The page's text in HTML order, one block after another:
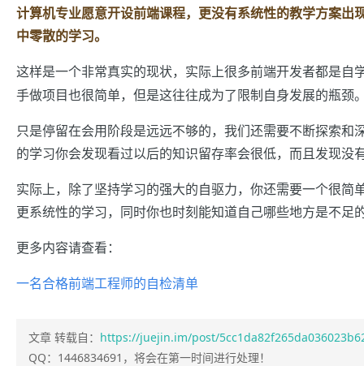
计算机专业愿意开设前端课程，更没有系统性的教学方案
中零散的学习。
这样是一个非常真实的现状，实际上很多前端开发者都是自
手做项目也很简单，但是这往往成为了限制自身发展的瓶颈
只是停留在会用阶段是远远不够的，我们还需要不断探索
的学习你会发现看过以后的知识留存率会很低，而且发现
实际上，除了坚持学习的强大的自驱力，你还需要一个很
更系统性的学习，同时你也时刻能知道自己哪些地方是不足
更多内容请查看：
一名合格前端工程师的自检清单
文章 转载自： https://juejin.im/post/
QQ：1446834691，将会在第一时间进行处理！